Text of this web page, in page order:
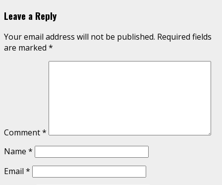
Leave a Reply
Your email address will not be published. Required fields
are marked *
Comment*
Name *
Email *